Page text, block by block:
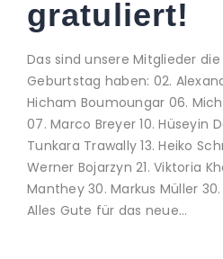
gratuliert!
Das sind unsere Mitglieder
Geburtstag haben: 02.
Hicham Boumoungar 06.
07. Marco Breyer 10. Hüseyin
Tunkara Trawally 13. Heiko
Werner Bojarzyn 21. Viktoria
Manthey 30. Markus Müller
Alles Gute für das neue…